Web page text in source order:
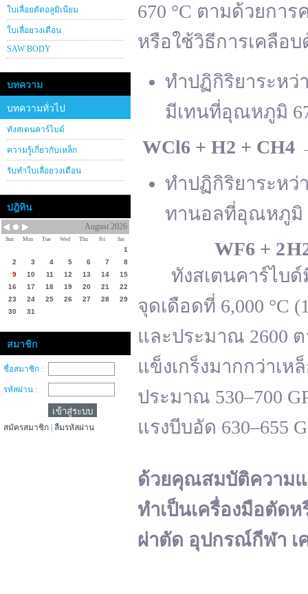
ใบเลื่อยตัดอลูมิเนียม
ใบเลื่อยวงเดือน
SAW BODY
บทความ
บทความทั่วไป
ทังสเตนคาร์ไบด์
ความรู้เกี่ยวกับเหล็ก
รับทำใบเลื่อยวงเดือน
ปฎิทิน
August 2026
Sun Mon Tue Wed Thu Fri Sat
1
2
3 4 5 6 7
8
9
10 11 12 13 14
15
16
17 18 19 20 21
22
23
24 25 26 27 28
29
30
31
สมาชิก
ชื่อสมาชิก :
รหัสผ่าน :
สมัครสมาชิก ลืมรหัสผ่าน
670 °C ตามด้วยกา
หรือใช้วิธีการเคลือบ
ทำปฏิกิริยาระหว่
มีเทนที่อุณหภูมิ
WCl6 + H2 + CH4
ทำปฏิกิริยาระหว่
ทานอลที่อุณหภูมิ
WF6 + 2 H
ทังสเตนคาร์ไบด์มี
จุดเดือดที่ 6,000 °C
และประมาณ 2600
แข็งเกร็งมากกว่าเ
ประมาณ 530–700
แรงบีบอัด 630–655
ด้วยคุณสมบัติความแ
ทำเป็นเครื่องมือตัดห
ผ่าตัด อุปกรณ์กีฬา เ